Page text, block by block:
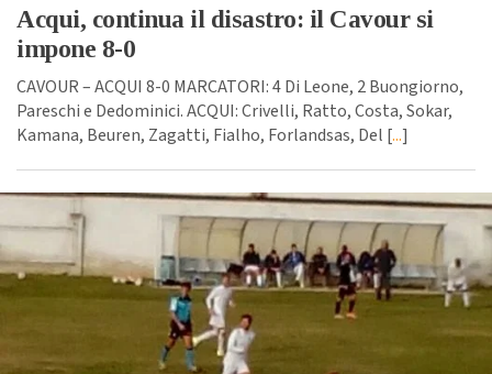
Acqui, continua il disastro: il Cavour si
impone 8-0
CAVOUR – ACQUI 8-0 MARCATORI: 4 Di Leone, 2 Buongiorno,
Pareschi e Dedominici. ACQUI: Crivelli, Ratto, Costa, Sokar,
Kamana, Beuren, Zagatti, Fialho, Forlandsas, Del [...]